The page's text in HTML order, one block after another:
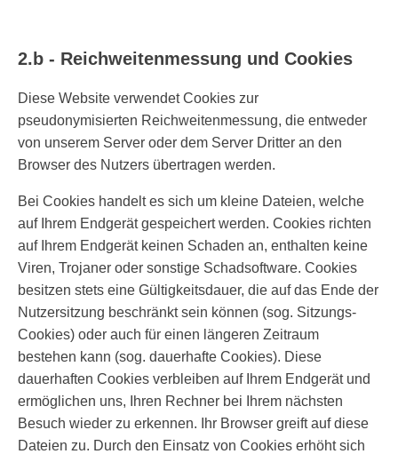
2.b - Reichweitenmessung und Cookies
Diese Website verwendet Cookies zur
pseudonymisierten Reichweitenmessung, die entweder
von unserem Server oder dem Server Dritter an den
Browser des Nutzers übertragen werden.
Bei Cookies handelt es sich um kleine Dateien, welche
auf Ihrem Endgerät gespeichert werden. Cookies richten
auf Ihrem Endgerät keinen Schaden an, enthalten keine
Viren, Trojaner oder sonstige Schadsoftware. Cookies
besitzen stets eine Gültigkeitsdauer, die auf das Ende der
Nutzersitzung beschränkt sein können (sog. Sitzungs-
Cookies) oder auch für einen längeren Zeitraum
bestehen kann (sog. dauerhafte Cookies). Diese
dauerhaften Cookies verbleiben auf Ihrem Endgerät und
ermöglichen uns, Ihren Rechner bei Ihrem nächsten
Besuch wieder zu erkennen. Ihr Browser greift auf diese
Dateien zu. Durch den Einsatz von Cookies erhöht sich